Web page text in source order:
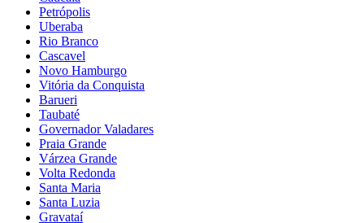
Petrópolis
Uberaba
Rio Branco
Cascavel
Novo Hamburgo
Vitória da Conquista
Barueri
Taubaté
Governador Valadares
Praia Grande
Várzea Grande
Volta Redonda
Santa Maria
Santa Luzia
Gravataí